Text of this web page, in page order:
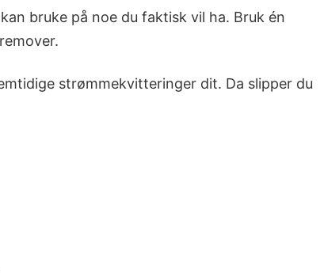
bruke på noe du faktisk vil ha. Bruk én
strømmekvitteringer dit. Da slipper du